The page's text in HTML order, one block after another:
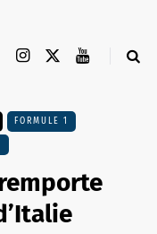
FORMULE 1